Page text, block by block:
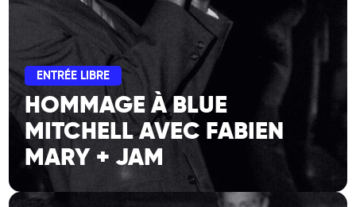
ENTRÉE LIBRE
HOMMAGE À BLUE
MITCHELL AVEC FABIEN
MARY + JAM